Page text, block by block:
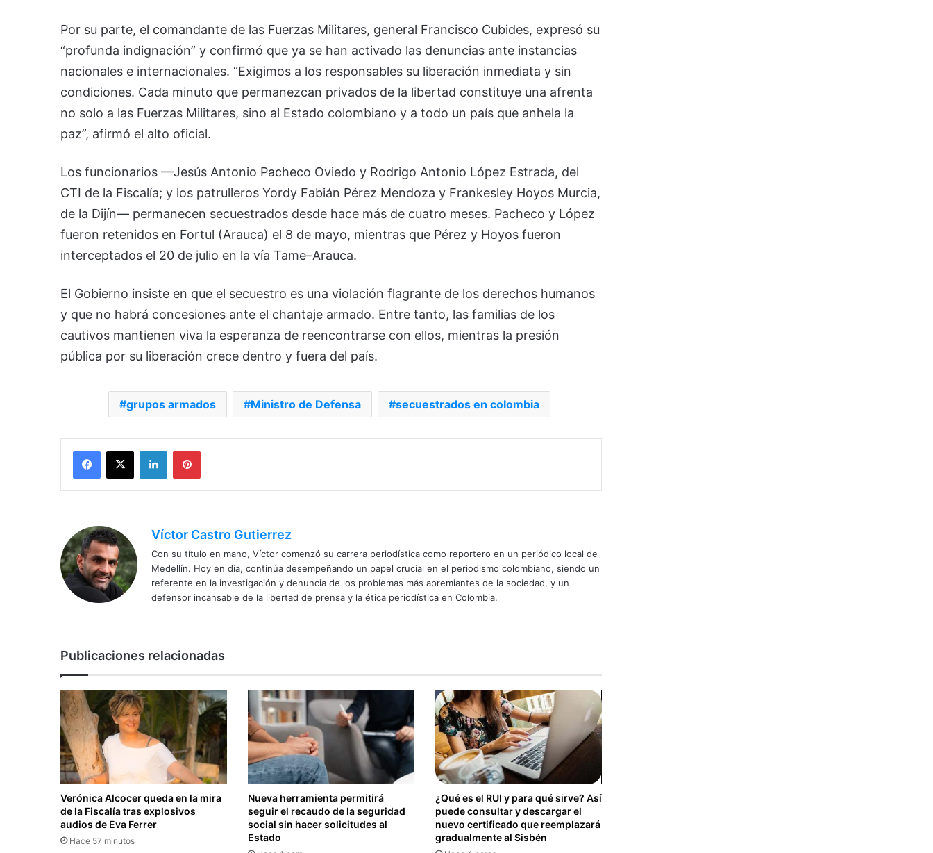
Por su parte, el comandante de las Fuerzas Militares, general Francisco Cubides, expresó su
“profunda indignación” y confirmó que ya se han activado las denuncias ante instancias
nacionales e internacionales. “Exigimos a los responsables su liberación inmediata y sin
condiciones. Cada minuto que permanezcan privados de la libertad constituye una afrenta
no solo a las Fuerzas Militares, sino al Estado colombiano y a todo un país que anhela la
paz”, afirmó el alto oficial.
Los funcionarios —Jesús Antonio Pacheco Oviedo y Rodrigo Antonio López Estrada, del
CTI de la Fiscalía; y los patrulleros Yordy Fabián Pérez Mendoza y Frankesley Hoyos Murcia,
de la Dijín— permanecen secuestrados desde hace más de cuatro meses. Pacheco y López
fueron retenidos en Fortul (Arauca) el 8 de mayo, mientras que Pérez y Hoyos fueron
interceptados el 20 de julio en la vía Tame–Arauca.
El Gobierno insiste en que el secuestro es una violación flagrante de los derechos humanos
y que no habrá concesiones ante el chantaje armado. Entre tanto, las familias de los
cautivos mantienen viva la esperanza de reencontrarse con ellos, mientras la presión
pública por su liberación crece dentro y fuera del país.
grupos armados Ministro de Defensa secuestrados en colombia
Facebook
X LinkedInPinterest
Víctor Castro Gutierrez
Con su título en mano, Víctor comenzó su carrera periodística como reportero en un periódico local de
Medellín. Hoy en día, continúa desempeñando un papel crucial en el periodismo colombiano, siendo un
referente en la investigación y denuncia de los problemas más apremiantes de la sociedad, y un
defensor incansable de la libertad de prensa y la ética periodística en Colombia.
Publicaciones relacionadas
Verónica Alcocer queda en la mira
de la Fiscalía tras explosivos
audios de Eva Ferrer
Hace 57 minutos
Nueva herramienta permitirá
seguir el recaudo de la seguridad
social sin hacer solicitudes al
Estado
¿Qué es el RUI y para qué sirve? Así
puede consultar y descargar el
nuevo certificado que reemplazará
gradualmente al Sisbén